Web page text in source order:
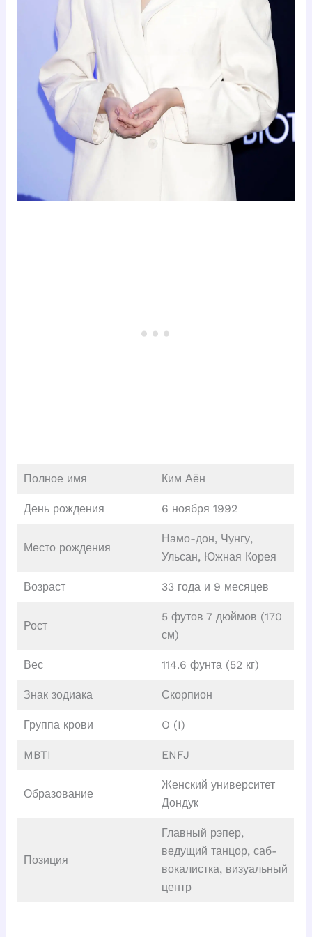
Полное имя Ким Аён
День рождения 6 ноября 1992
Место рождения
Намо-дон, Чунгу,
Ульсан, Южная Корея
Возраст 33 года и 9 месяцев
Рост
5 футов 7 дюймов (170
см)
Вес 114.6 фунта (52 кг)
Знак зодиака Скорпион
Группа крови O (I)
MBTI ENFJ
Образование
Женский университет
Дондук
Позиция
Главный рэпер,
ведущий танцор, саб-
вокалистка, визуальный
центр